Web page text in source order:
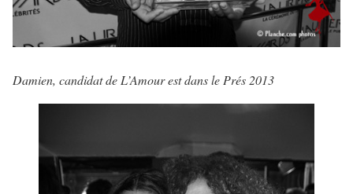
Damien, candidat de L’Amour est dans le Prés 2013